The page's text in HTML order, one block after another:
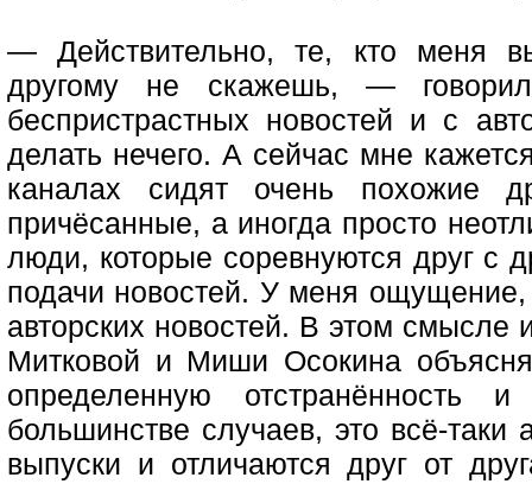
— Действительно, те, кто меня
другому не скажешь, —
беспристрастных новостей и с
делать нечего. А сейчас мне
каналах сидят очень похожие
причёсанные, а иногда просто
люди, которые соревнуются друг с
подачи новостей. У меня
авторских новостей. В этом
Митковой и Миши Осокина
определенную отстранённость
большинстве случаев, это всё-таки
выпуски и отличаются друг от